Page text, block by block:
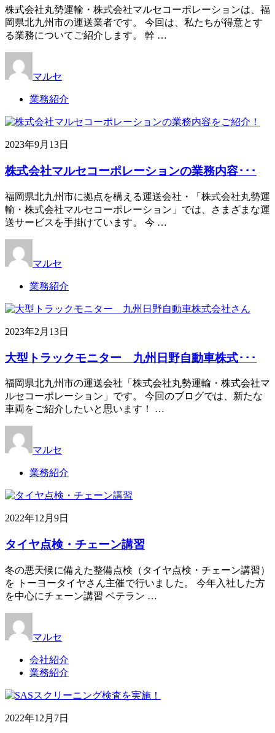
株式会社丸勢運輸・株式会社マルセコーポレーションは、福
岡県北九州市の運送業者です。 今回は、私たちが得意とす
る業務についてご紹介します。 幹 …
マルセ
業務紹介
2023年9月13日
株式会社マルセコーポレーションの業務内容･･･
福岡県北九州市に拠点を構える運送会社・「株式会社丸勢運
輸・株式会社マルセコーポレーション」では、さまざまな運
送サービスを手掛けています。 今 …
マルセ
業務紹介
2023年2月13日
大型トラックモニター 九州日野自動車株式･･･
福岡県北九州市の運送会社「株式会社丸勢運輸・株式会社マ
ルセコーポレーション」です。 今回のブログでは、新たな
車両をご紹介したいと思います！ …
マルセ
業務紹介
2022年12月9日
タイヤ点検・チェーン講習
冬の悪天候に備えた整備点検（タイヤ点検・チェーン講習）
を トーヨータイヤさん主催で行いました。 今年入社した方
を中心にチェーン講習 ベテラン …
マルセ
会社紹介
業務紹介
2022年12月7日